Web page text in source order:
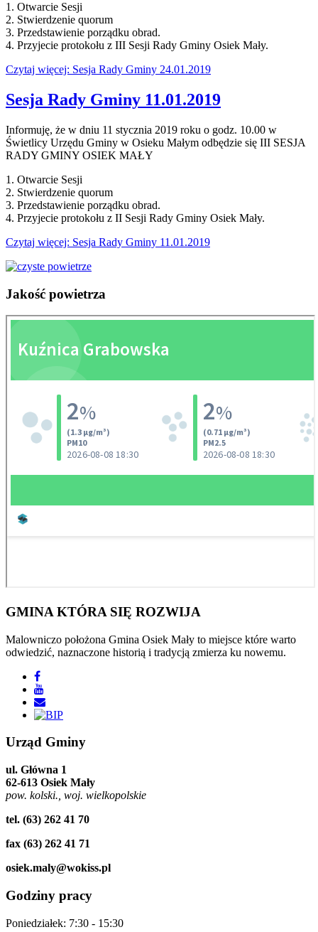
1. Otwarcie Sesji
2. Stwierdzenie quorum
3. Przedstawienie porządku obrad.
4. Przyjecie protokołu z III Sesji Rady Gminy Osiek Mały.
Czytaj więcej: Sesja Rady Gminy 24.01.2019
Sesja Rady Gminy 11.01.2019
Informuję, że w dniu 11 stycznia 2019 roku o godz. 10.00 w
Świetlicy Urzędu Gminy w Osieku Małym odbędzie się III SESJA
RADY GMINY OSIEK MAŁY
1. Otwarcie Sesji
2. Stwierdzenie quorum
3. Przedstawienie porządku obrad.
4. Przyjecie protokołu z II Sesji Rady Gminy Osiek Mały.
Czytaj więcej: Sesja Rady Gminy 11.01.2019
Jakość powietrza
GMINA KTÓRA SIĘ ROZWIJA
Malowniczo położona Gmina Osiek Mały to miejsce które warto
odwiedzić, naznaczone historią i tradycją zmierza ku nowemu.
Urząd Gminy
ul. Główna 1
62-613 Osiek Mały
pow. kolski., woj. wielkopolskie
tel. (63) 262 41 70
fax (63) 262 41 71
osiek.maly@wokiss.pl
Godziny pracy
Poniedziałek: 7:30 - 15:30